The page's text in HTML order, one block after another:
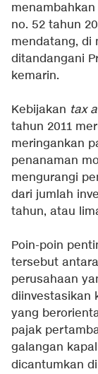
no. 52 tahun
mendatang, di
ditandangani
kemarin.
Kebijakan tax
tahun 2011
meringankan
penanaman
mengurangi
dari jumlah
tahun, atau
Poin-poin
tersebut
perusahaan
diinvestasikan
yang
pajak
galangan
dicantumkan